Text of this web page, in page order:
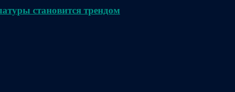
становится трендом